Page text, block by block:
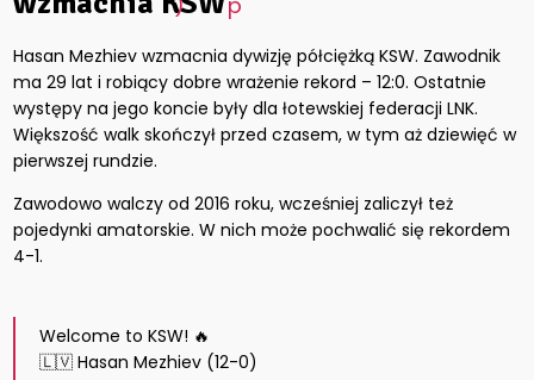
Hasan Mezhiev wzmacnia dywizję półciężką KSW. Zawodnik
ma 29 lat i robiący dobre wrażenie rekord – 12:0. Ostatnie
występy na jego koncie były dla łotewskiej federacji LNK.
Większość walk skończył przed czasem, w tym aż dziewięć w
pierwszej rundzie.
Zawodowo walczy od 2016 roku, wcześniej zaliczył też
pojedynki amatorskie. W nich może pochwalić się rekordem
4-1.
Welcome to KSW! 🔥
🇱🇻 Hasan Mezhiev (12-0)